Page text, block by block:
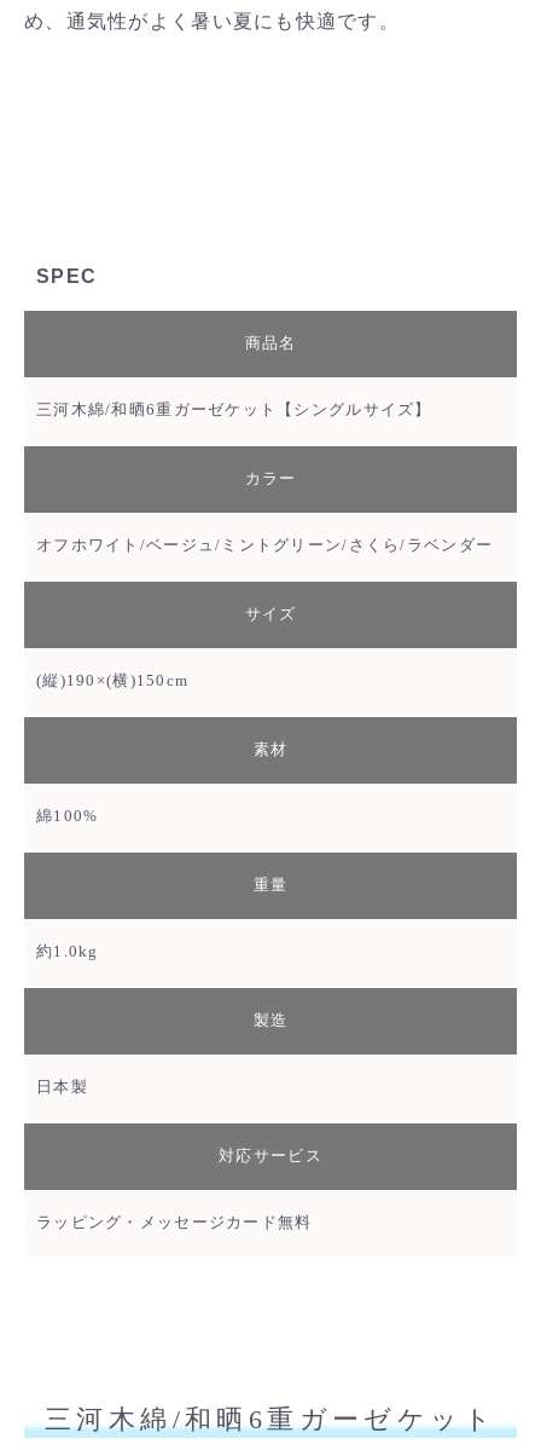
め、通気性がよく暑い夏にも快適です。
SPEC
商品名
三河木綿/和晒6重ガーゼケット【シングルサイズ】
カラー
オフホワイト/ベージュ/ミントグリーン/さくら/ラベンダー
サイズ
(縦)190×(横)150cm
素材
綿100%
重量
約1.0kg
製造
日本製
対応サービス
ラッピング・メッセージカード無料
三河木綿/和晒6重ガーゼケット